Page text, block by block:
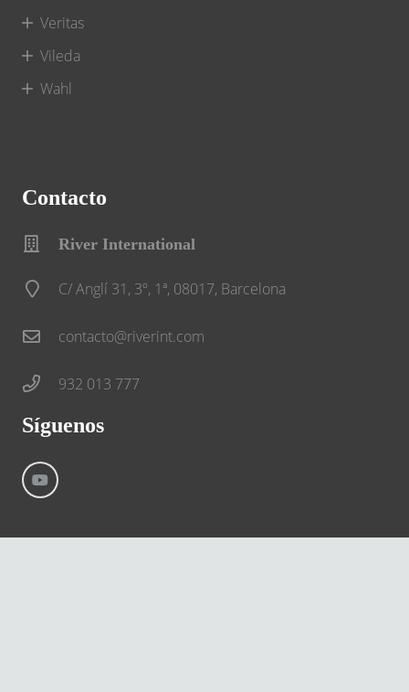
Veritas
Vileda
Wahl
Contacto
River International
C/ Anglí 31, 3º, 1ª, 08017, Barcelona
contacto@riverint.com
932 013 777
Síguenos